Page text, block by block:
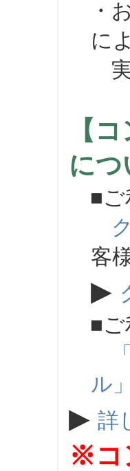
・お
に
実
【
に
■ご
客
▶
■ご
ル」
▶ 詳
※コ